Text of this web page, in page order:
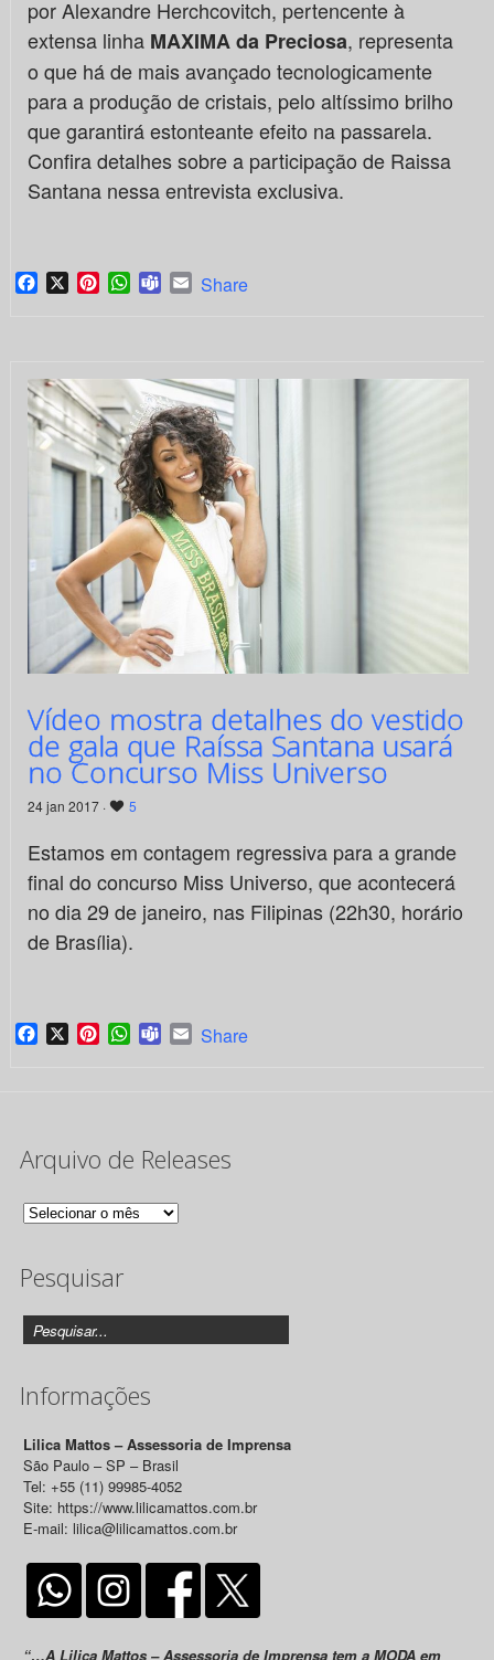
por Alexandre Herchcovitch, pertencente à
extensa linha MAXIMA da Preciosa, representa
o que há de mais avançado tecnologicamente
para a produção de cristais, pelo altíssimo brilho
que garantirá estonteante efeito na passarela.
Confira detalhes sobre a participação de Raissa
Santana nessa entrevista exclusiva.
Facebook
X PinterestWhatsApp
TeamsEmail
Share
Vídeo mostra detalhes do vestido
de gala que Raíssa Santana usará
no Concurso Miss Universo
24 jan 2017 · 5
Estamos em contagem regressiva para a grande
final do concurso Miss Universo, que acontecerá
no dia 29 de janeiro, nas Filipinas (22h30, horário
de Brasília).
Facebook
X PinterestWhatsApp
TeamsEmail
Share
Arquivo de Releases
Arquivo
Releases
Pesquisar
Informações
Lilica Mattos – Assessoria de Imprensa
São Paulo – SP – Brasil
Tel: +55 (11) 99985-4052
Site: https://www.lilicamattos.com.br
E-mail: lilica@lilicamattos.com.br
“…A Lilica Mattos – Assessoria de Imprensa tem a MODA em